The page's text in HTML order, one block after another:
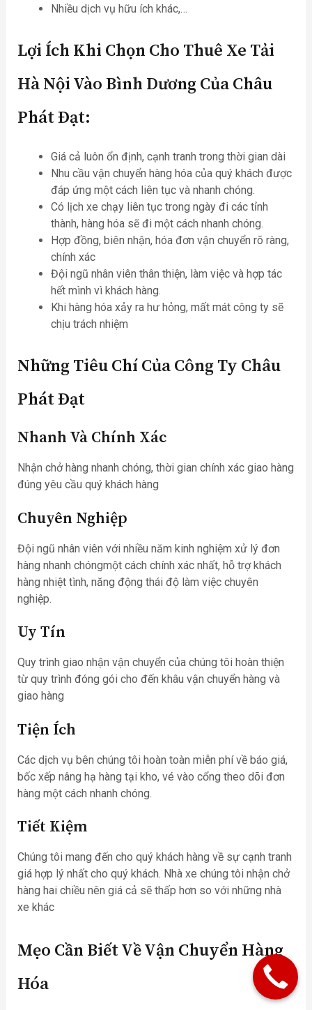
Nhiều dịch vụ hữu ích khác,…
Lợi Ích Khi Chọn Cho Thuê Xe Tải
Hà Nội Vào Bình Dương Của Châu
Phát Đạt:
Giá cả luôn ổn định, cạnh tranh trong thời gian dài
Nhu cầu vận chuyển hàng hóa của quý khách được
đáp ứng một cách liên tục và nhanh chóng.
Có lịch xe chạy liên tục trong ngày đi các tỉnh
thành, hàng hóa sẽ đi một cách nhanh chóng.
Hợp đồng, biên nhận, hóa đơn vận chuyển rõ ràng,
chính xác
Đội ngũ nhân viên thân thiện, làm việc và hợp tác
hết mình vì khách hàng.
Khi hàng hóa xảy ra hư hỏng, mất mát công ty sẽ
chịu trách nhiệm
Những Tiêu Chí Của Công Ty Châu
Phát Đạt
Nhanh Và Chính Xác
Nhận chở hàng nhanh chóng, thời gian chính xác giao hàng
đúng yêu cầu quý khách hàng
Chuyên Nghiệp
Đội ngũ nhân viên với nhiều năm kinh nghiệm xử lý đơn
hàng nhanh chóngmột cách chính xác nhất, hỗ trợ khách
hàng nhiệt tình, năng động thái độ làm việc chuyên
nghiệp.
Uy Tín
Quy trình giao nhận vận chuyển của chúng tôi hoàn thiện
từ quy trình đóng gói cho đến khâu vận chuyển hàng và
giao hàng
Tiện Ích
Các dịch vụ bên chúng tôi hoàn toàn miễn phí về báo giá,
bốc xếp nâng hạ hàng tại kho, vé vào cổng theo dõi đơn
hàng một cách nhanh chóng.
Tiết Kiệm
Chúng tôi mang đến cho quý khách hàng về sự cạnh tranh
giá hợp lý nhất cho quý khách. Nhà xe chúng tôi nhận chở
hàng hai chiều nên giá cả sẽ thấp hơn so với những nhà
xe khác
Mẹo Cần Biết Về Vận Chuyển Hàng
Hóa